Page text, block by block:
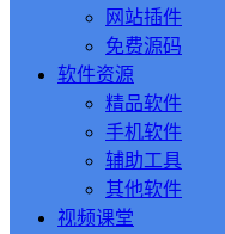
网站插件
免费源码
软件资源
精品软件
手机软件
辅助工具
其他软件
视频课堂